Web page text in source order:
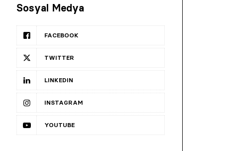
Sosyal Medya
FACEBOOK
TWITTER
LINKEDIN
INSTAGRAM
YOUTUBE